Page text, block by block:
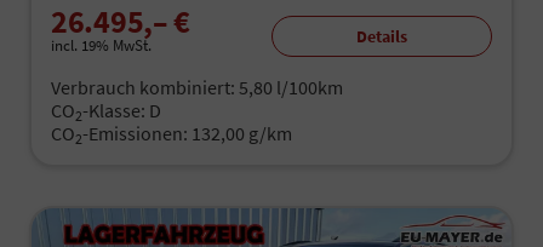
26.495,– €
incl. 19% MwSt. Details
Verbrauch kombiniert: 5,80 l/100km
CO2-Klasse: D
CO2-Emissionen: 132,00 g/km